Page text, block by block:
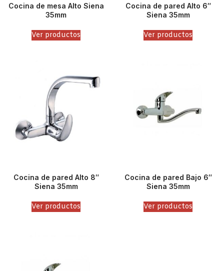
Cocina de mesa Alto Siena
35mm
Ver productos
Cocina de pared Alto 6″
Siena 35mm
Ver productos
Cocina de pared Alto 8″
Siena 35mm
Ver productos
Cocina de pared Bajo 6″
Siena 35mm
Ver productos